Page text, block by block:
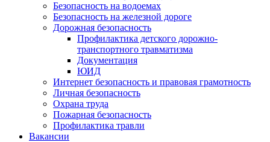
Безопасность на водоемах
Безопасность на железной дороге
Дорожная безопасность
Профилактика детского дорожно-
транспортного травматизма
Документация
ЮИД
Интернет безопасность и правовая грамотность
Личная безопасность
Охрана труда
Пожарная безопасность
Профилактика травли
Вакансии